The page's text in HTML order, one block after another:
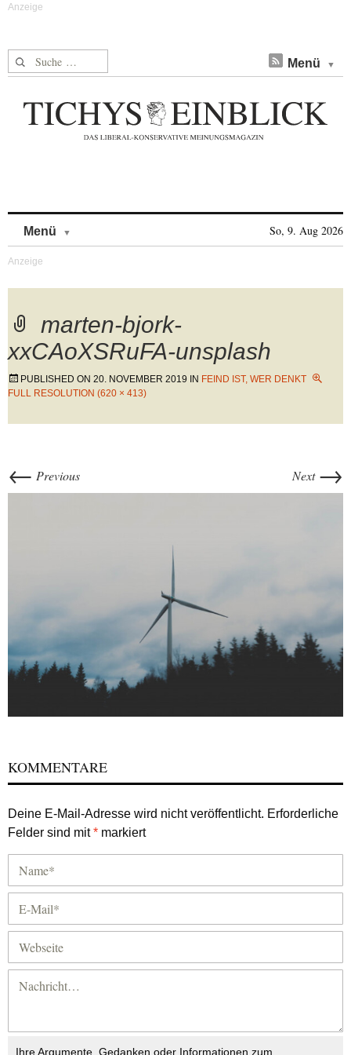
Suche nach: Menü
Menü So, 9. Aug 2026
marten-bjork-
xxCAoXSRuFA-unsplash
PUBLISHED ON 20. NOVEMBER 2019 IN FEIND IST, WER DENKT
FULL RESOLUTION (620 × 413)
← Previous Next →
KOMMENTARE
Deine E-Mail-Adresse wird nicht veröffentlicht. Erforderliche
Felder sind mit* markiert
Ihre Argumente, Gedanken oder Informationen zum